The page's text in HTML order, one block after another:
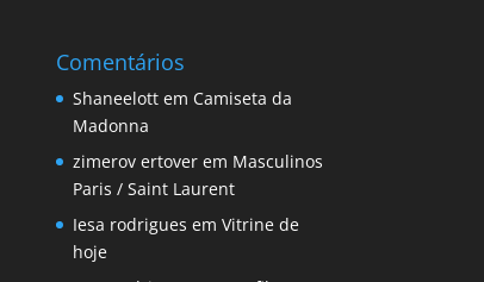
Comentários
Shaneelott em Camiseta da
Madonna
zimerov ertover em Masculinos
Paris / Saint Laurent
Iesa rodrigues emVitrine de
hoje